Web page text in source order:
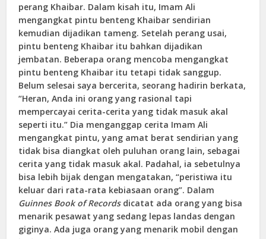
perang Khaibar. Dalam kisah itu, Imam Ali
mengangkat pintu benteng Khaibar sendirian
kemudian dijadikan tameng. Setelah perang usai,
pintu benteng Khaibar itu bahkan dijadikan
jembatan. Beberapa orang mencoba mengangkat
pintu benteng Khaibar itu tetapi tidak sanggup.
Belum selesai saya bercerita, seorang hadirin berkata,
“Heran, Anda ini orang yang rasional tapi
mempercayai cerita-cerita yang tidak masuk akal
seperti itu.” Dia menganggap cerita Imam Ali
mengangkat pintu, yang amat berat sendirian yang
tidak bisa diangkat oleh puluhan orang lain, sebagai
cerita yang tidak masuk akal. Padahal, ia sebetulnya
bisa lebih bijak dengan mengatakan, “peristiwa itu
keluar dari rata-rata kebiasaan orang”. Dalam
Guinnes Book of Recordsdicatat ada orang yang bisa
menarik pesawat yang sedang lepas landas dengan
giginya. Ada juga orang yang menarik mobil dengan